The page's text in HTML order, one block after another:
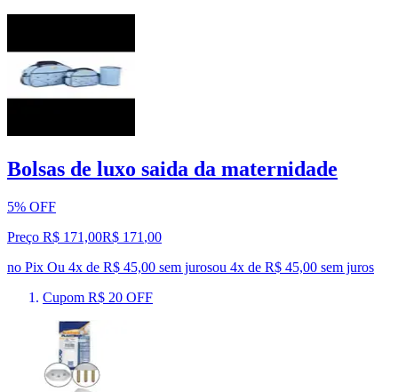
Bolsas de luxo saida da maternidade
5% OFF
Preço R$ 171,00R$ 171 ,00
no Pix Ou 4x de R$ 45,00 sem jurosou 4x de R$ 45,00 sem juros
Cupom R$ 20 OFF